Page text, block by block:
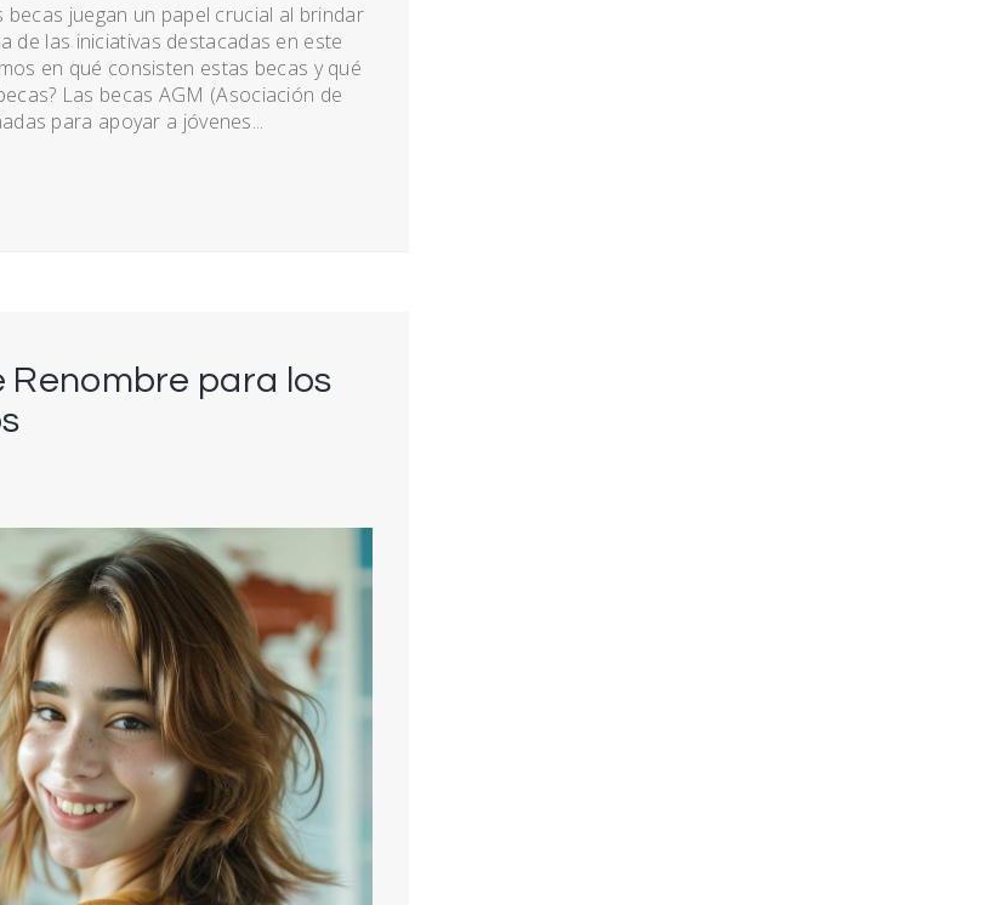
juegan un papel crucial al brindar
de las iniciativas destacadas en este
en qué consisten estas becas y qué
Las becas AGM (Asociación de
para apoyar a jóvenes...
Renombre para los